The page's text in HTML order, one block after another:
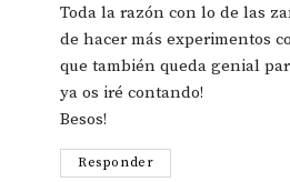
Toda la razón con lo de las
de hacer más experimentos
que también queda genial
ya os iré contando!
Besos!
Responder